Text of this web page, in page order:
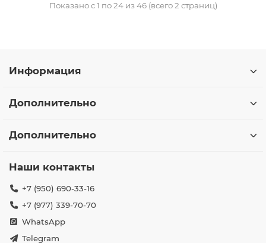
Показано с 1 по 24 из 46 (всего 2 страниц)
Информация
Дополнительно
Дополнительно
Наши контакты
+7 (950) 690-33-16
+7 (977) 339-70-70
WhatsApp
Telegram